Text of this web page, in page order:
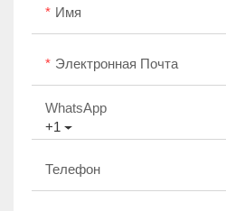
Имя
Электронная Почта
+1
WhatsApp
Телефон